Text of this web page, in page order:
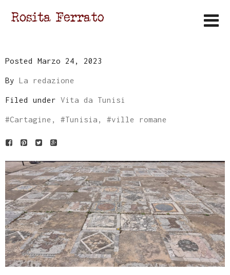
Posted Marzo 24, 2023
By La redazione
Filed under Vita da Tunisi
#Cartagine , #Tunisia , #ville romane